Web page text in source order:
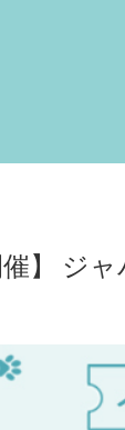
催】 ジ